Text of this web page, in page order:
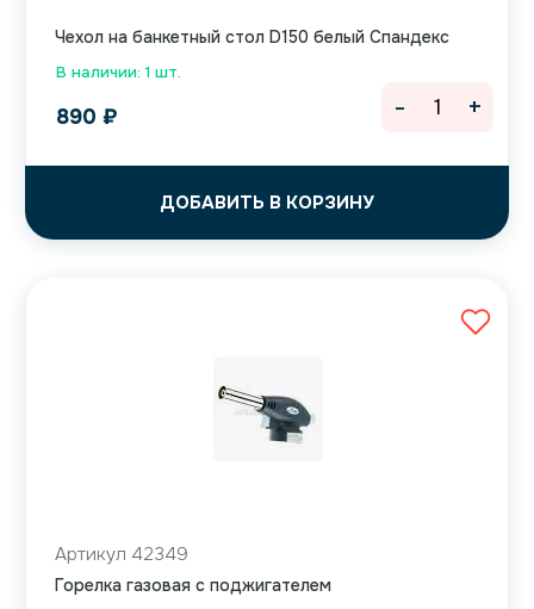
В наличии: 1 шт.
Чехол на банкетный стол D150 белый Спандекс
890 ₽
ДОБАВИТЬ В КОРЗИНУ
- +
Артикул 42349
Горелка газовая с поджигателем